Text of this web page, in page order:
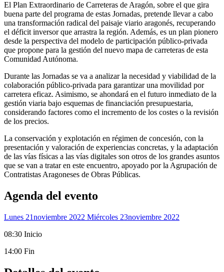
El Plan Extraordinario de Carreteras de Aragón, sobre el que gira
buena parte del programa de estas Jornadas, pretende llevar a cabo
una transformación radical del paisaje viario aragonés, recuperando
el déficit inversor que arrastra la región. Además, es un plan pionero
desde la perspectiva del modelo de participación público-privada
que propone para la gestión del nuevo mapa de carreteras de esta
Comunidad Autónoma.
Durante las Jornadas se va a analizar la necesidad y viabilidad de la
colaboración público-privada para garantizar una movilidad por
carretera eficaz. Asimismo, se ahondará en el futuro inmediato de la
gestión viaria bajo esquemas de financiación presupuestaria,
considerando factores como el incremento de los costes o la revisión
de los precios.
La conservación y explotación en régimen de concesión, con la
presentación y valoración de experiencias concretas, y la adaptación
de las vías físicas a las vías digitales son otros de los grandes asuntos
que se van a tratar en este encuentro, apoyado por la Agrupación de
Contratistas Aragoneses de Obras Públicas.
Agenda del evento
Lunes 21Noviembre 2022 Miércoles 23Noviembre 2022
08:30 Inicio
14:00 Fin